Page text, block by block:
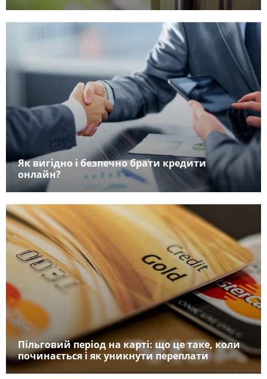
Як вигідно і безпечно брати кредити
онлайн?
Пільговий період на карті: що це таке, коли
починається і як уникнути переплати